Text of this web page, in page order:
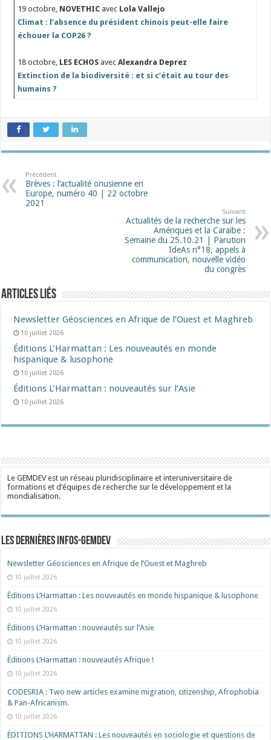
19 octobre, NOVETHIC avec Lola Vallejo
Climat : l’absence du président chinois peut-elle faire
échouer la COP26 ?
18 octobre, LES ECHOS avecAlexandra Deprez
Extinction de la biodiversité : et si c’était au tour des
humains ?
Précédent
Brèves : l’actualité onusienne en
Europe, numéro 40 | 22 octobre
2021
Suivant
Actualités de la recherche sur les
Amériques et la Caraïbe :
Semaine du 25.10.21 | Parution
IdeAs n°18, appels à
communication, nouvelle vidéo
du congrès
Articles liés
Newsletter Géosciences en Afrique de l’Ouest et Maghreb
10 juillet 2026
Éditions L’Harmattan : Les nouveautés en monde
hispanique & lusophone
10 juillet 2026
Éditions L’Harmattan : nouveautés sur l’Asie
10 juillet 2026
Le GEMDEV est un réseau pluridisciplinaire et interuniversitaire de
formations et d’équipes de recherche sur le développement et la
mondialisation.
Les dernières Infos-Gemdev
Newsletter Géosciences en Afrique de l’Ouest et Maghreb
10 juillet 2026
Éditions L’Harmattan : Les nouveautés en monde hispanique & lusophone
10 juillet 2026
Éditions L’Harmattan : nouveautés sur l’Asie
10 juillet 2026
Éditions L’Harmattan : nouveautés Afrique !​
10 juillet 2026
CODESRIA : Two new articles examine migration, citizenship, Afrophobia
& Pan-Africanism.
10 juillet 2026
ÉDITIONS L’HARMATTAN : Les nouveautés en sociologie et questions de